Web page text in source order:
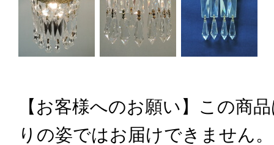
【お客様へのお願い】この商
りの姿ではお届けできません。